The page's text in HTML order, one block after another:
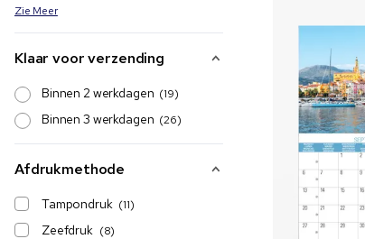
Zie Meer
Klaar voor verzending
Binnen 2 werkdagen (19)
Binnen 3 werkdagen (26)
Afdrukmethode
Tampondruk (11)
Zeefdruk (8)